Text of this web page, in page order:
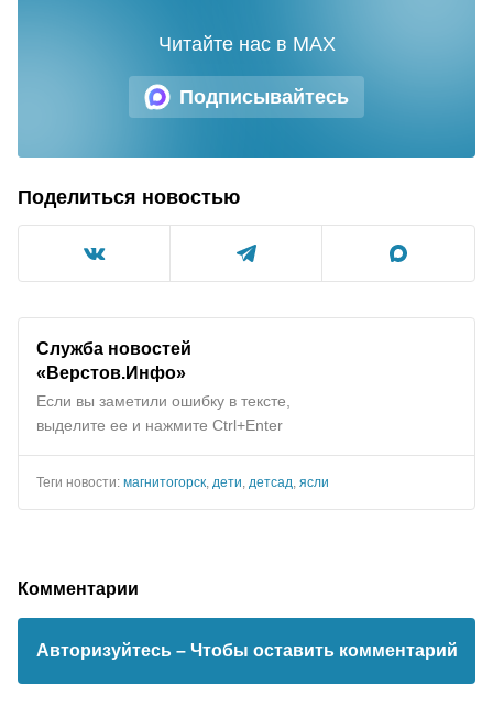
Подписывайтесь
Читайте нас в MAX
Поделиться новостью
Служба новостей
«Верстов.Инфо»
Если вы заметили ошибку в тексте,
выделите ее и нажмите Ctrl+Enter
Теги новости: магнитогорск, дети, детсад, ясли
Комментарии
Авторизуйтесь – Чтобы оставить комментарий